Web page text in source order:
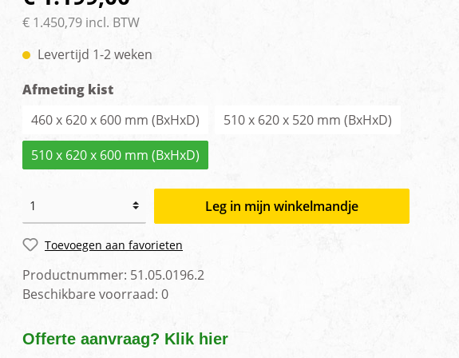
€ 1.450,79 incl. BTW
Levertijd 1-2 weken
Afmeting kist
460 x 620 x 600 mm (BxHxD)
510 x 620 x 520 mm (BxHxD)
510 x 620 x 600 mm (BxHxD)
Leg in mijn winkelmandje
Toevoegen aan favorieten
Productnummer: 51.05.0196.2
Beschikbare voorraad: 0
Offerte aanvraag? Klik hier